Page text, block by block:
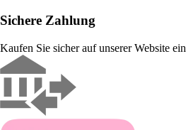
Sichere Zahlung
Kaufen Sie sicher auf unserer Website ein